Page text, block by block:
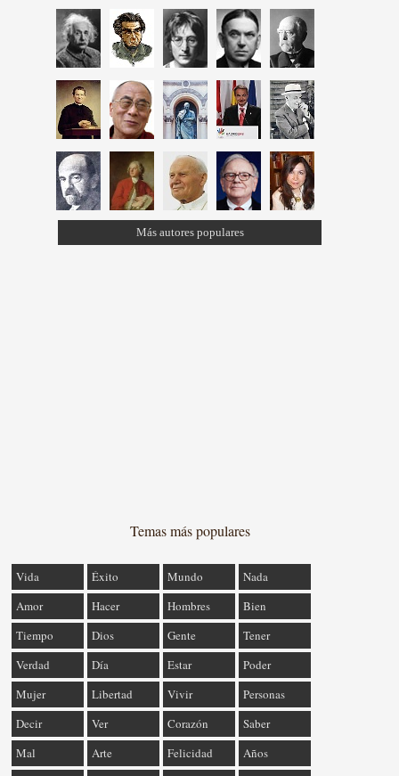
Más autores populares
Temas más populares
Vida Éxito Mundo
Nada
Amor
Hacer Hombres
Bien
Tiempo
Dios Gente
Tener
Verdad
Día Estar
Poder
Mujer
Libertad Vivir
Personas
Decir
Ver Corazón
Saber
Mal
Arte Felicidad
Años